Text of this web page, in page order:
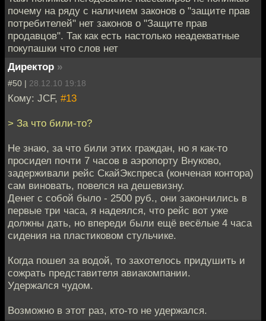
почему на ряду с наличием законов о "защите прав
потребителей" нет законов о "Защите прав
продавцов". Так как есть настолько неадекватные
покупашки что слов нет
Директор »
#50 | 28.12.10 19:18
Кому: JCF, #13
> За что били-то?
Не знаю, за что били этих граждан, но я как-то
просидел почти 7 часов в аэропорту Внуково,
задерживали рейс СкайЭкспреса (конченая контора)
сам виновать, повелся на дешевизну.
Денег с собой было - 2500 руб., они закончились в
первые три часа, я надеялся, что рейс вот уже
должны дать, но впереди были ещё весёлые 4 часа
сидения на пластиковом стульчике.
Когда пошел за водой, то захотелось придушить и
сожрать представителя авиакомпании.
Удержался чудом.
Возможно в этот раз, кто-то не удержался.